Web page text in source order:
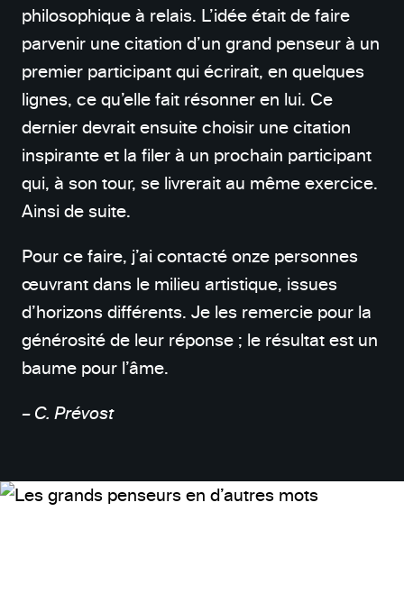
philosophique à relais. L’idée était de faire
parvenir une citation d’un grand penseur à un
premier participant qui écrirait, en quelques
lignes, ce qu’elle fait résonner en lui. Ce
dernier devrait ensuite choisir une citation
inspirante et la filer à un prochain participant
qui, à son tour, se livrerait au même exercice.
Ainsi de suite.
Pour ce faire, j’ai contacté onze personnes
œuvrant dans le milieu artistique, issues
d’horizons différents. Je les remercie pour la
générosité de leur réponse ; le résultat est un
baume pour l’âme.
– C. Prévost